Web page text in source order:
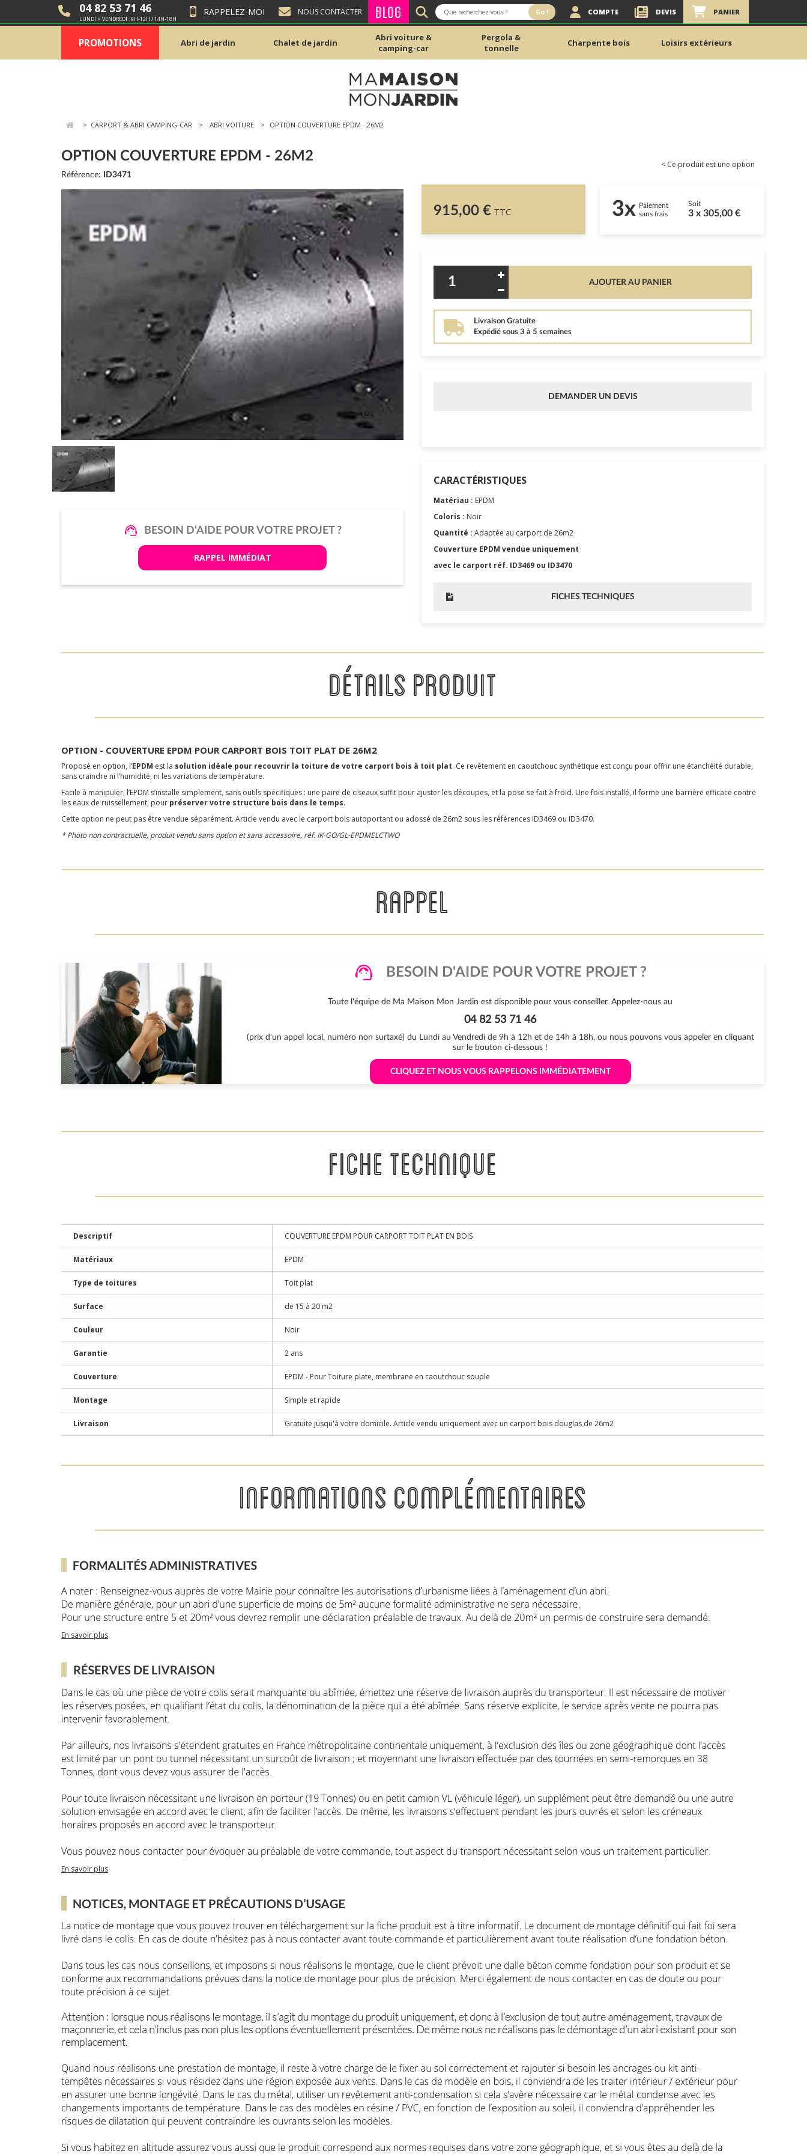
04 82 53 71 46
LUNDI > VENDREDI : 9H-12H / 14H-18H
RAPPELEZ-MOI NOUS CONTACTER BLOG Go ! COMPTE DEVIS PANIER
PROMOTIONS Abri de jardin Chalet de jardin
Abri voiture &
camping-car
Pergola &
tonnelle
Charpente bois Loisirs extérieurs
> CARPORT & ABRI CAMPING-CAR ABRI VOITURE OPTION COUVERTURE EPDM - 26M2
< Ce produit est une option
OPTION COUVERTURE EPDM - 26M2
Référence: ID3471
BESOIN D'AIDE POUR VOTRE PROJET ?
RAPPEL IMMÉDIAT
915,00 € TTC 3x Paiement
sans frais
Soit
3 x 305,00 €
AJOUTER AU PANIER
Livraison Gratuite
Expédié sous 3 à 5 semaines
DEMANDER UN DEVIS
CARACTÉRISTIQUES
Matériau : EPDM
Coloris : Noir
Quantité : Adaptée au carport de 26m2
Couverture EPDM vendue uniquement
avec le carport réf. ID3469 ou ID3470
FICHES TECHNIQUES
DÉTAILS PRODUIT
OPTION - COUVERTURE EPDM POUR CARPORT BOIS TOIT PLAT DE 26M2
Proposé en option, l’EPDM est la solution idéale pour recouvrir la toiture de votre carport bois à toit plat. Ce revêtement en caoutchouc synthétique est conçu pour offrir une étanchéité durable,
sans craindre ni l’humidité, ni les variations de température.
Facile à manipuler, l’EPDM s’installe simplement, sans outils spécifiques : une paire de ciseaux suffit pour ajuster les découpes, et la pose se fait à froid. Une fois installé, il forme une barrière efficace contre
les eaux de ruissellement, pour préserver votre structure bois dans le temps.
Cette option ne peut pas être vendue séparément. Article vendu avec le carport bois autoportant ou adossé de 26m2 sous les références ID3469 ou ID3470.
* Photo non contractuelle, produit vendu sans option et sans accessoire, réf. IK-GO/GL-EPDMELCTWO
RAPPEL
BESOIN D'AIDE POUR VOTRE PROJET ?
Toute l'équipe de Ma Maison Mon Jardin est disponible pour vous conseiller. Appelez-nous au
04 82 53 71 46
(prix d'un appel local, numéro non surtaxé) du Lundi au Vendredi de 9h à 12h et de 14h à 18h, ou nous pouvons vous appeler en cliquant
sur le bouton ci-dessous !
CLIQUEZ ET NOUS VOUS RAPPELONS IMMÉDIATEMENT
FICHE TECHNIQUE
Descriptif COUVERTURE EPDM POUR CARPORT TOIT PLAT EN BOIS
Matériaux EPDM
Type de toitures Toit plat
Surface de 15 à 20 m2
Couleur Noir
Garantie 2 ans
Couverture EPDM - Pour Toiture plate, membrane en caoutchouc souple
Montage Simple et rapide
Livraison Gratuite jusqu'à votre domicile. Article vendu uniquement avec un carport bois douglas de 26m2
INFORMATIONS COMPLÉMENTAIRES
En savoir plus
En savoir plus